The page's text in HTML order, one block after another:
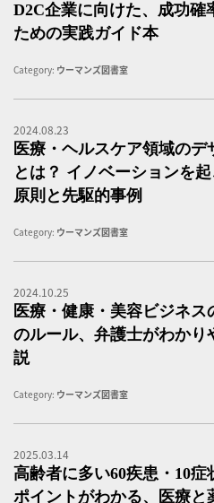
D2C企業に向けた、成功確
ための実践ガイド本
Category: ウーマンズ図書室
2024.08.23
医療・ヘルスケア領域のデ
とは？ イノベーションを
原則と先駆的事例
Category: ウーマンズ図書室
2024.10.25
医療・健康・美容ビジネス
のルール、弁護士がわかり
説
Category: ウーマンズ図書室
2025.03.14
高齢者に多い60疾患・10症
ポイントがわかる、医療と